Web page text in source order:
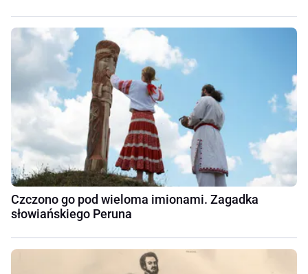
Czczono go pod wieloma imionami. Zagadka
słowiańskiego Peruna